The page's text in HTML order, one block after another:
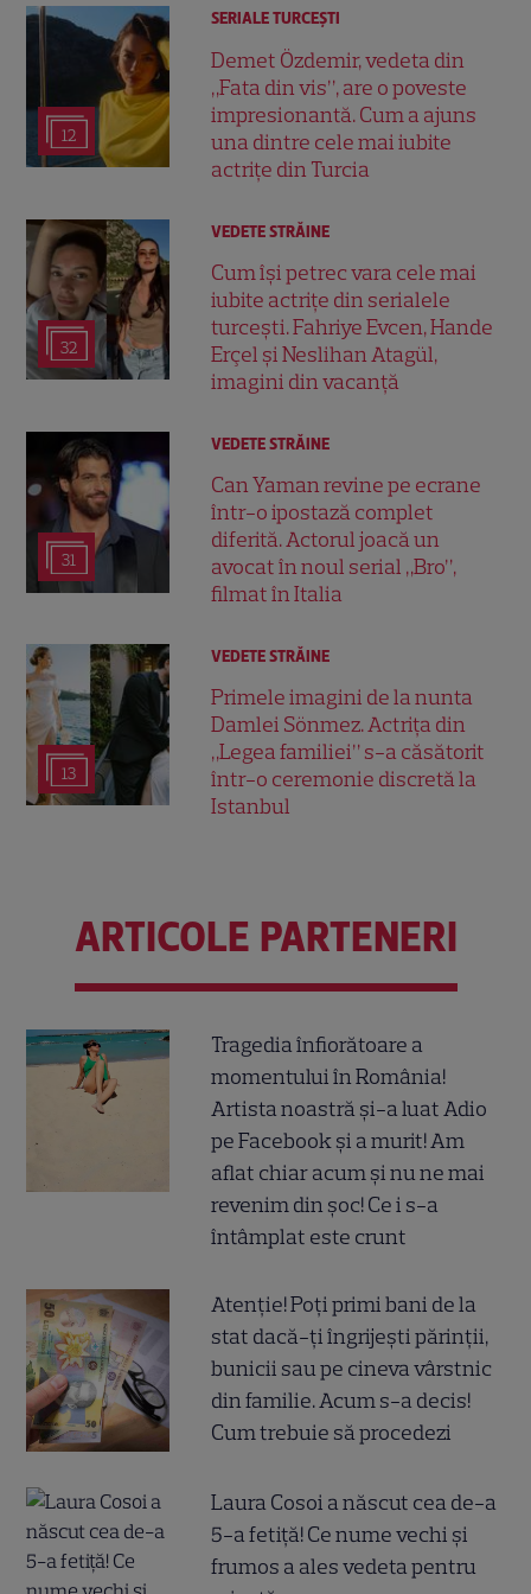
12
SERIALE TURCEŞTI
Demet Özdemir, vedeta din
„Fata din vis”, are o poveste
impresionantă. Cum a ajuns
una dintre cele mai iubite
actrițe din Turcia
32
VEDETE STRĂINE
Cum își petrec vara cele mai
iubite actrițe din serialele
turcești. Fahriye Evcen, Hande
Erçel și Neslihan Atagül,
imagini din vacanță
31
VEDETE STRĂINE
Can Yaman revine pe ecrane
într-o ipostază complet
diferită. Actorul joacă un
avocat în noul serial „Bro”,
filmat în Italia
13
VEDETE STRĂINE
Primele imagini de la nunta
Damlei Sönmez. Actrița din
„Legea familiei” s-a căsătorit
într-o ceremonie discretă la
Istanbul
ARTICOLE PARTENERI
Tragedia înfiorătoare a
momentului în România!
Artista noastră și-a luat Adio
pe Facebook și a murit! Am
aflat chiar acum și nu ne mai
revenim din șoc! Ce i s-a
întâmplat este crunt
Atenție! Poți primi bani de la
stat dacă-ți îngrijești părinții,
bunicii sau pe cineva vârstnic
din familie. Acum s-a decis!
Cum trebuie să procedezi
Laura Cosoi a născut cea de-a
5-a fetiță! Ce nume vechi și
frumos a ales vedeta pentru